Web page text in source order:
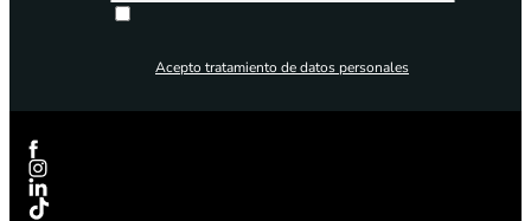
Acepto tratamiento de datos personales